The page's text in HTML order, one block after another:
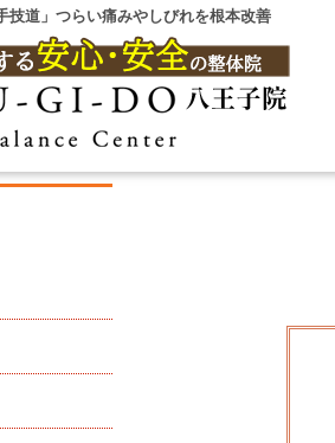
技道」つらい痛みやしびれを根本改善